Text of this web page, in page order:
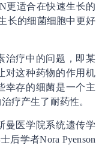
更适合在快速生长的
长的细菌细胞中更好
治疗中的问题，即某
对这种药物的作用机
幸存的细菌是一个主
疗产生了耐药性。
曼医学院系统遗传学
后学者Nora Pyenson